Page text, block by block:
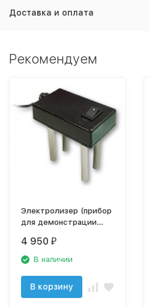
Доставка и оплата
Рекомендуем
Электролизер (прибор
для демонстрации
осмоса),арт. А-Р8111
El.Precipitator
4 950 ₽
В наличии
В корзину